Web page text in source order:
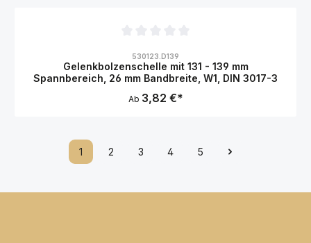
530123.D139
Gelenkbolzenschelle mit 131 - 139 mm
Spannbereich, 26 mm Bandbreite, W1, DIN 3017-3
Ab 3,82 €*
1 2 3 4 5